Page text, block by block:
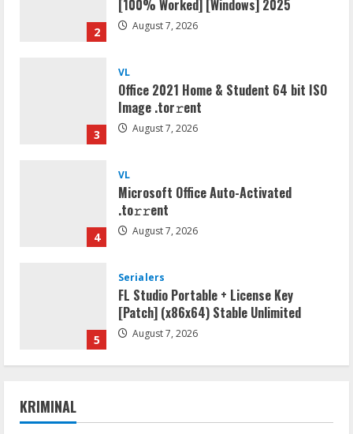
2
[100% Worked] [Windows] 2025
August 7, 2026
3
VL
Office 2021 Home & Student 64 bit ISO
Image .tоr𝚛еnt
August 7, 2026
4
VL
Microsoft Office Auto-Activated
.tо𝚛𝚛еnt
August 7, 2026
5
Serialers
FL Studio Portable + License Key
[Patch] (x86x64) Stable Unlimited
August 7, 2026
Hangus Dilalap Api
KRIMINAL